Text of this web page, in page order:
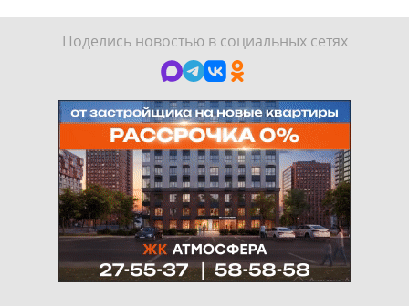
Поделись новостью в социальных сетях